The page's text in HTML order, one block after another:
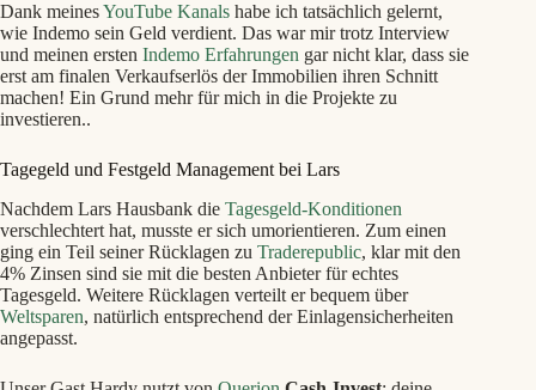
Dank meinesYouTube Kanals habe ich tatsächlich gelernt,
wie Indemo sein Geld verdient. Das war mir trotz Interview
und meinen ersten Indemo Erfahrungen gar nicht klar, dass sie
erst am finalen Verkaufserlös der Immobilien ihren Schnitt
machen! Ein Grund mehr für mich in die Projekte zu
investieren..
Tagegeld und Festgeld Management bei Lars
Nachdem Lars Hausbank die Tagesgeld-Konditionen
verschlechtert hat, musste er sich umorientieren. Zum einen
ging ein Teil seiner Rücklagen zu Traderepublic, klar mit den
4% Zinsen sind sie mit die besten Anbieter für echtes
Tagesgeld. Weitere Rücklagen verteilt er bequem über
Weltsparen, natürlich entsprechend der Einlagensicherheiten
angepasst.